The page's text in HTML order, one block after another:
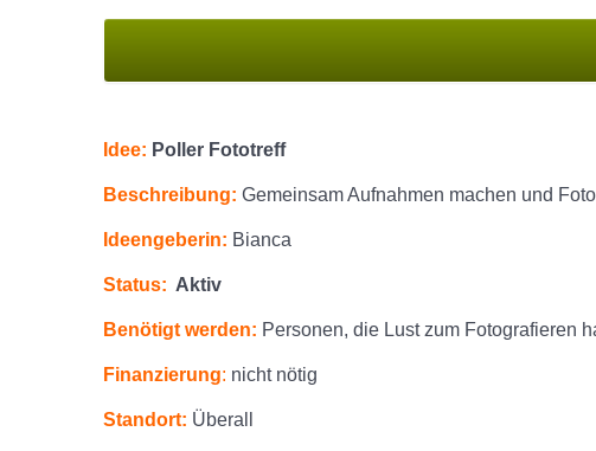
Idee: Poller Fototreff
Beschreibung: Gemeinsam Aufnahmen machen und
Ideengeberin: Bianca
Status: Aktiv
Benötigt werden: Personen, die Lust zum Fotografieren
Finanzierung: nicht nötig
Standort: Überall